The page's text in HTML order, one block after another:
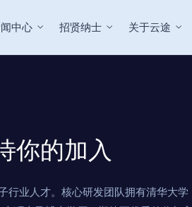
中心 招贤纳士 关于云途
你的加入
行业人才。核心研发团队拥有清华大